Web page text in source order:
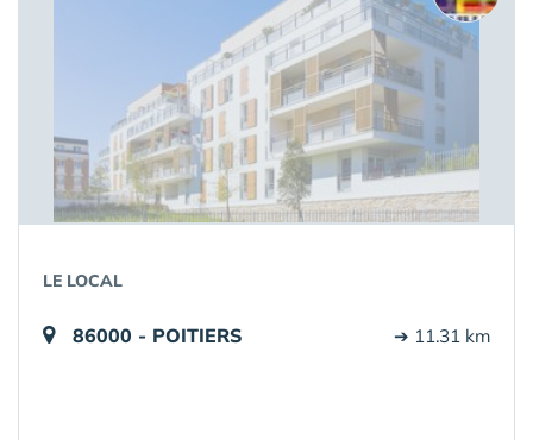
LE LOCAL
86000 - POITIERS ➔ 11.31 km